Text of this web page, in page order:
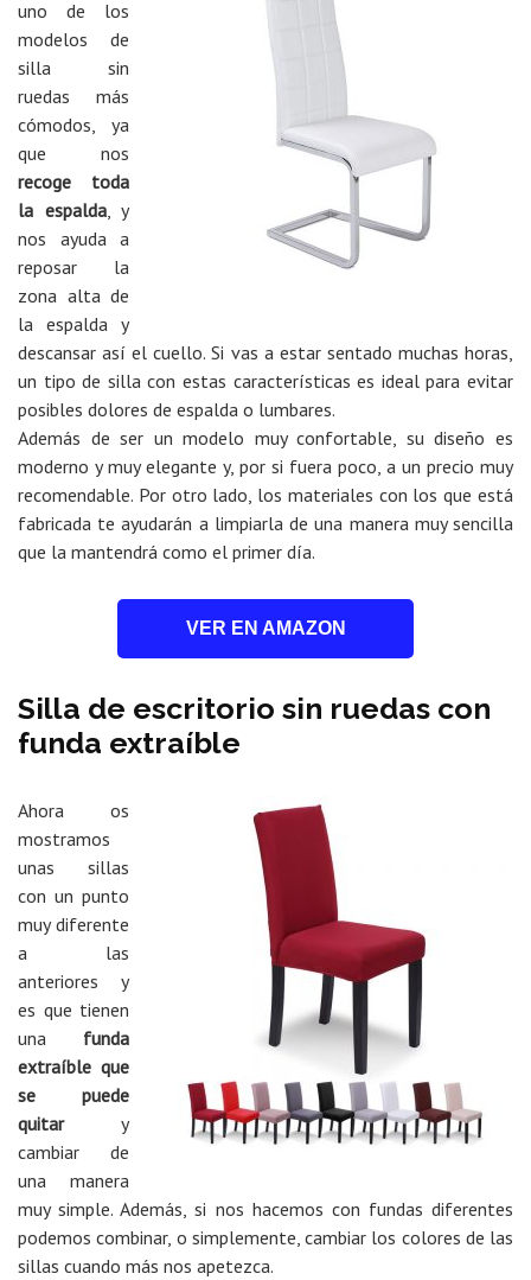
uno de los
modelos de
silla sin
ruedas más
cómodos, ya
que nos
recoge toda
la espalda, y
nos ayuda a
reposar la
zona alta de
la espalda y
descansar así el cuello. Si vas a estar sentado muchas horas,
un tipo de silla con estas características es ideal para evitar
posibles dolores de espalda o lumbares.
Además de ser un modelo muy confortable, su diseño es
moderno y muy elegante y, por si fuera poco, a un precio muy
recomendable. Por otro lado, los materiales con los que está
fabricada te ayudarán a limpiarla de una manera muy sencilla
que la mantendrá como el primer día.
VER EN AMAZON
Silla de escritorio sin ruedas con
funda extraíble
Ahora os
mostramos
unas sillas
con un punto
muy diferente
a las
anteriores y
es que tienen
una funda
extraíble que
se puede
quitary
cambiar de
una manera
muy simple. Además, si nos hacemos con fundas diferentes
podemos combinar, o simplemente, cambiar los colores de las
sillas cuando más nos apetezca.